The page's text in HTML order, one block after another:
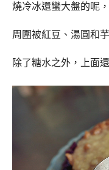
燒冷冰還蠻大盤的呢
周圍被紅豆、湯圓和
除了糖水之外，上面